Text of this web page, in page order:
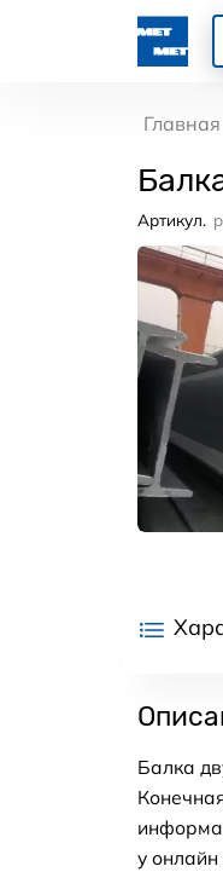
Главная
Артикул.
Балка
у онлайн